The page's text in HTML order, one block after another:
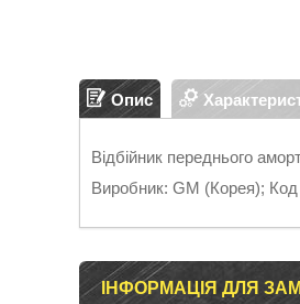
Опис
Відбійник переднього
Виробник: GM (Корея);
ІНФОРМАЦІЯ ДЛЯ